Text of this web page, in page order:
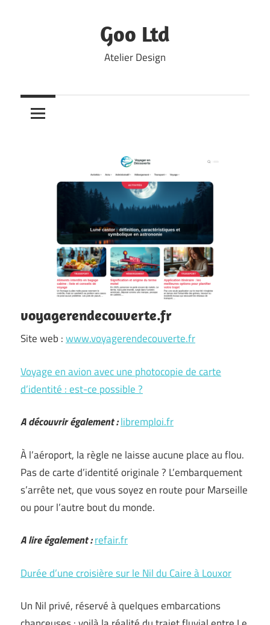
Goo Ltd
Atelier Design
voyagerendecouverte.fr
Site web :www.voyagerendecouverte.fr
Voyage en avion avec une photocopie de carte
d’identité : est-ce possible ?
A découvrir également :libremploi.fr
À l’aéroport, la règle ne laisse aucune place au flou.
Pas de carte d’identité originale ? L’embarquement
s’arrête net, que vous soyez en route pour Marseille
ou pour l’autre bout du monde.
A lire également :refair.fr
Durée d’une croisière sur le Nil du Caire à Louxor
Un Nil privé, réservé à quelques embarcations